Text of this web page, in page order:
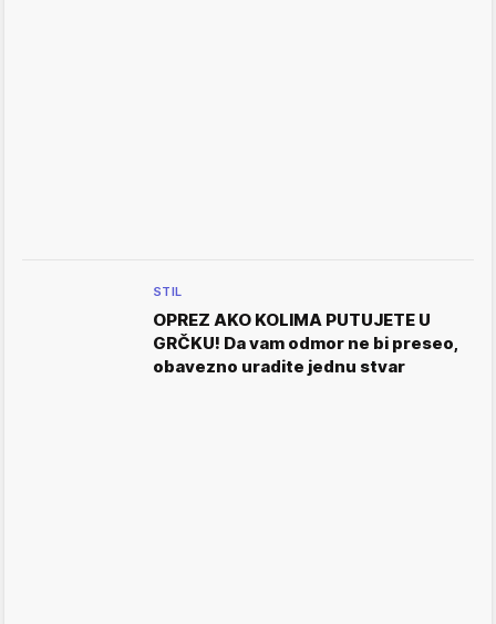
STIL
OPREZ AKO KOLIMA PUTUJETE U
GRČKU! Da vam odmor ne bi preseo,
obavezno uradite jednu stvar